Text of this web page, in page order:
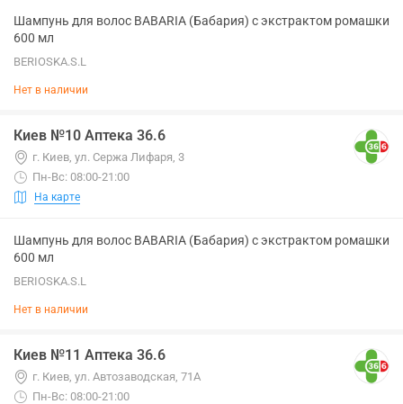
Шампунь для волос BABARIA (Бабария) с экстрактом ромашки
600 мл
BERIOSKA.S.L
Нет в наличии
Киев №10 Аптека 36.6
г. Киев, ул. Сержа Лифаря, 3
Пн-Вс: 08:00-21:00
На карте
Шампунь для волос BABARIA (Бабария) с экстрактом ромашки
600 мл
BERIOSKA.S.L
Нет в наличии
Киев №11 Аптека 36.6
г. Киев, ул. Автозаводская, 71А
Пн-Вс: 08:00-21:00